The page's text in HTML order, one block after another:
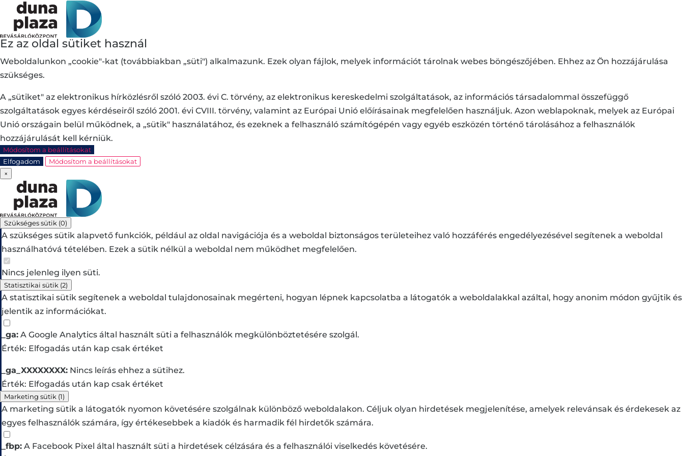
Ez az oldal sütiket használ
Weboldalunkon „cookie"-kat (továbbiakban „süti") alkalmazunk. Ezek olyan fájlok, melyek információt tárolnak webes böngészőjében. Ehhez az Ön hozzájárulása
szükséges.
A „sütiket" az elektronikus hírközlésről szóló 2003. évi C. törvény, az elektronikus kereskedelmi szolgáltatások, az információs társadalommal összefüggő
szolgáltatások egyes kérdéseiről szóló 2001. évi CVIII. törvény, valamint az Európai Unió előírásainak megfelelően használjuk. Azon weblapoknak, melyek az Európai
Unió országain belül működnek, a „sütik" használatához, és ezeknek a felhasználó számítógépén vagy egyéb eszközén történő tárolásához a felhasználók
hozzájárulását kell kérniük.
Módosítom a beállításokat
Elfogadom
Módosítom a beállításokat
×
Szükséges sütik (0)
A szükséges sütik alapvető funkciók, például az oldal navigációja és a weboldal biztonságos területeihez való hozzáférés engedélyezésével segítenek a weboldal
használhatóvá tételében. Ezek a sütik nélkül a weboldal nem működhet megfelelően.
Nincs jelenleg ilyen süti.
Statisztikai sütik (2)
A statisztikai sütik segítenek a weboldal tulajdonosainak megérteni, hogyan lépnek kapcsolatba a látogatók a weboldalakkal azáltal, hogy anonim módon gyűjtik és
jelentik az információkat.
_ga: A Google Analytics által használt süti a felhasználók megkülönböztetésére szolgál.
Érték: Elfogadás után kap csak értéket
_ga_XXXXXXXX: Nincs leírás ehhez a sütihez.
Érték: Elfogadás után kap csak értéket
Marketing sütik (1)
A marketing sütik a látogatók nyomon követésére szolgálnak különböző weboldalakon. Céljuk olyan hirdetések megjelenítése, amelyek relevánsak és érdekesek az
egyes felhasználók számára, így értékesebbek a kiadók és harmadik fél hirdetők számára.
_fbp: A Facebook Pixel által használt süti a hirdetések célzására és a felhasználói viselkedés követésére.